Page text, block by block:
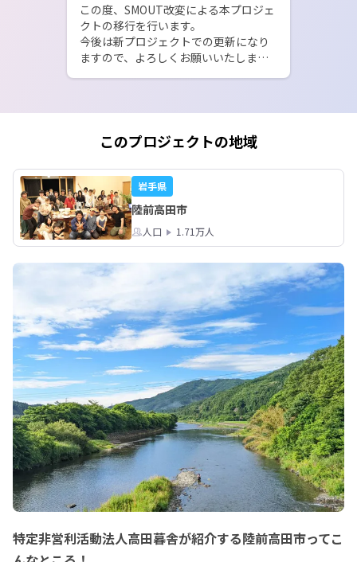
この度、SMOUT改変による本プロジェ
クトの移行を行います。
今後は新プロジェクトでの更新になり
ますので、よろしくお願いいたしま
https://smout.jp/plans/20600
このプロジェクトの地域
岩手県
陸前高田市
人口 1.71万人
特定非営利活動法人高田暮舎が紹介する陸前高田市ってこ